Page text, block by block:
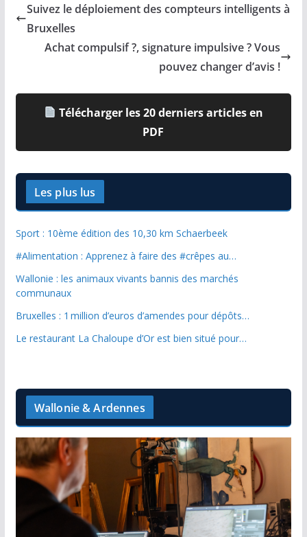
Suivez le déploiement des compteurs intelligents à
Bruxelles
Achat compulsif ?, signature impulsive ? Vous
pouvez changer d’avis !
Télécharger les 20 derniers articles en
PDF
Les plus lus
Sport : 10ème édition des 10,30 km Schaerbeek
#Alimentation : Apprenez à faire des #crêpes au…
Wallonie : les animaux vivants bannis des marchés
communaux
Bruxelles : 1 million d’euros d’amendes pour dépôts…
Le restaurant La Chaloupe d’Or est bien situé pour…
Wallonie & Ardennes